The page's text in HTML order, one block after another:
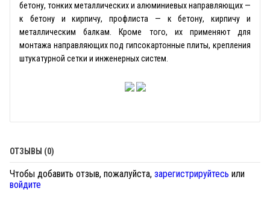
бетону, тонких металлических и алюминиевых направляющих —
к бетону и кирпичу, профлиста — к бетону, кирпичу и
металлическим балкам. Кроме того, их применяют для
монтажа направляющих под гипсокартонные плиты, крепления
штукатурной сетки и инженерных систем.
ОТЗЫВЫ (0)
Чтобы добавить отзыв, пожалуйста, зарегистрируйтесь или
войдите